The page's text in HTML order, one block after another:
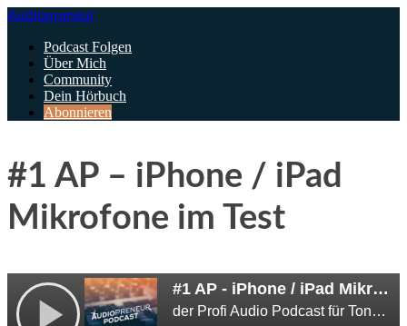
Audiopreneur
Podcast Folgen
Über Mich
Community
Dein Hörbuch
Abonnieren
#1 AP – iPhone / iPad
Mikrofone im Test